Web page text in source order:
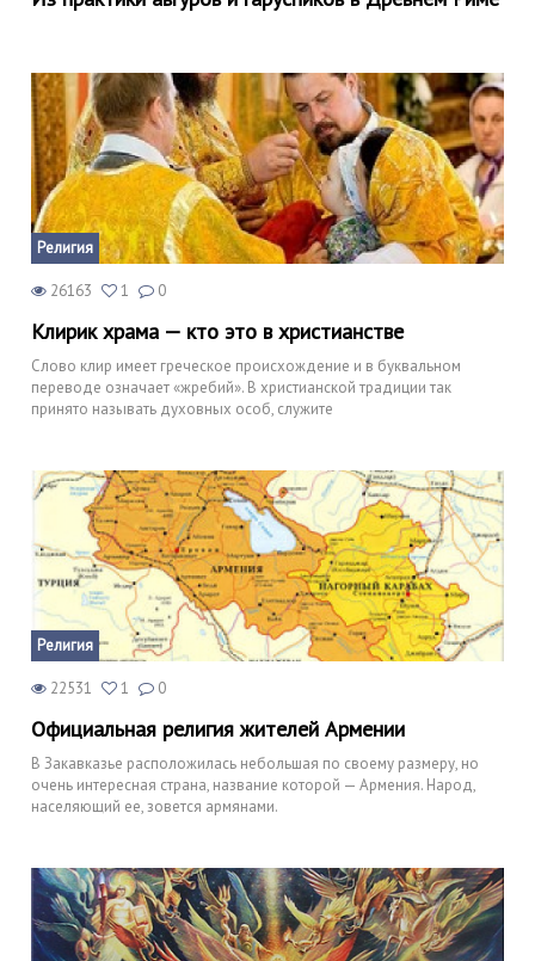
Религия
26163 1 0
Клирик храма — кто это в христианстве
Слово клир имеет греческое происхождение и в буквальном
переводе означает «жребий». В христианской традиции так
принято называть духовных особ, служите
Религия
22531 1 0
Официальная религия жителей Армении
В Закавказье расположилась небольшая по своему размеру, но
очень интересная страна, название которой — Армения. Народ,
населяющий ее, зовется армянами.